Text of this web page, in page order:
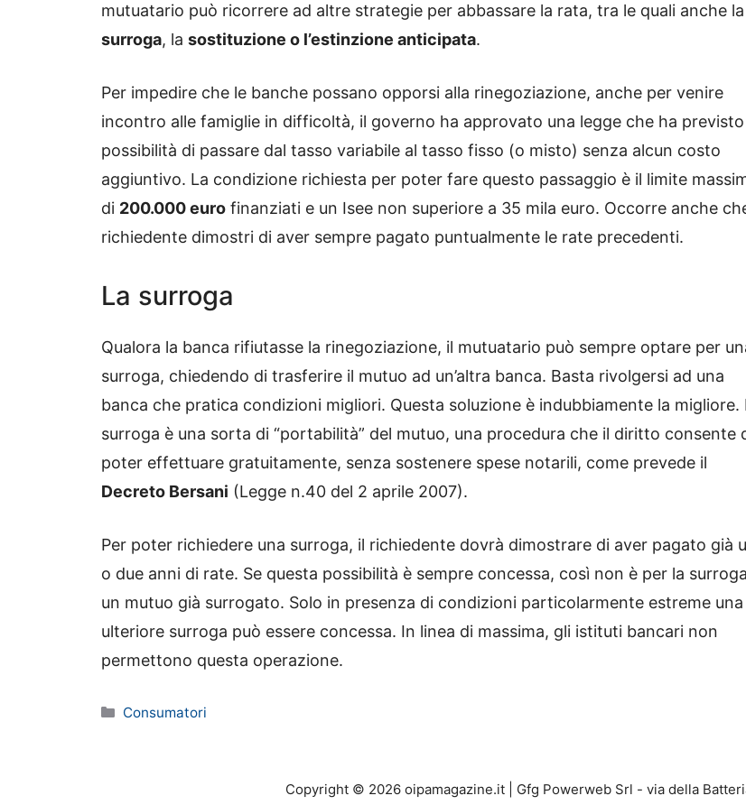
mutuatario può ricorrere ad altre strategie per abbassare la rata, tra le quali anche la
surroga, la sostituzione o l’estinzione anticipata.
Per impedire che le banche possano opporsi alla rinegoziazione, anche per venire
incontro alle famiglie in difficoltà, il governo ha approvato una legge che ha previsto
possibilità di passare dal tasso variabile al tasso fisso (o misto) senza alcun costo
aggiuntivo. La condizione richiesta per poter fare questo passaggio è il limite
di 200.000 euro finanziati e un Isee non superiore a 35 mila euro. Occorre anche
richiedente dimostri di aver sempre pagato puntualmente le rate precedenti.
La surroga
Qualora la banca rifiutasse la rinegoziazione, il mutuatario può sempre optare per
surroga, chiedendo di trasferire il mutuo ad un’altra banca. Basta rivolgersi ad una
banca che pratica condizioni migliori. Questa soluzione è indubbiamente la migliore.
surroga è una sorta di “portabilità” del mutuo, una procedura che il diritto consente
poter effettuare gratuitamente, senza sostenere spese notarili, come prevede il
Decreto Bersani (Legge n.40 del 2 aprile 2007).
Per poter richiedere una surroga, il richiedente dovrà dimostrare di aver pagato già
o due anni di rate. Se questa possibilità è sempre concessa, così non è per la
un mutuo già surrogato. Solo in presenza di condizioni particolarmente estreme una
ulteriore surroga può essere concessa. In linea di massima, gli istituti bancari non
permettono questa operazione.
Categorie
Consumatori
Copyright © 2026 oipamagazine.it | Gfg Powerweb Srl - via della